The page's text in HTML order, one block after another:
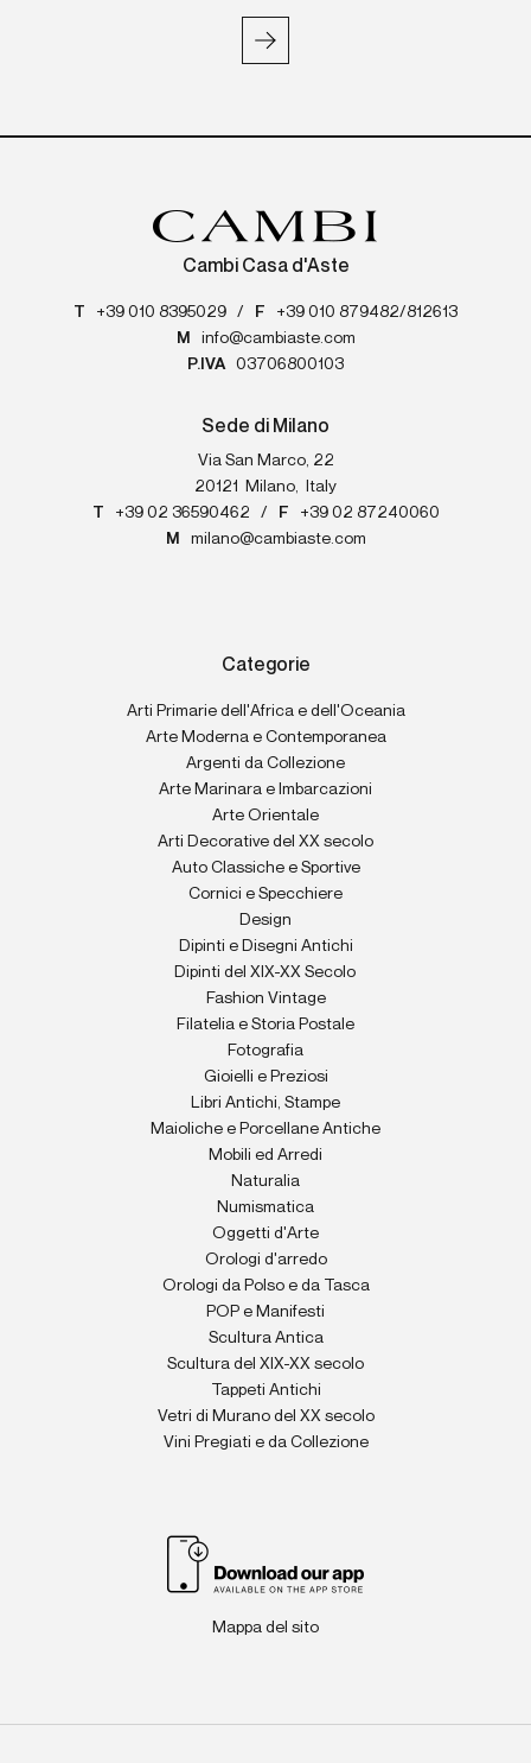
Cambi Casa d'Aste
T +39 010 8395029 / F
+39 010 879482/812613
M
info@cambiaste.com
P.IVA
03706800103
Sede di Milano
Via San Marco, 22
20121
Milano
Italy
T
+39 02 36590462 / F
+39 02 87240060
M
milano@cambiaste.com
Categorie
Arti Primarie dell'Africa e dell'Oceania
Arte Moderna e Contemporanea
Argenti da Collezione
Arte Marinara e Imbarcazioni
Arte Orientale
Arti Decorative del XX secolo
Auto Classiche e Sportive
Cornici e Specchiere
Design
Dipinti e Disegni Antichi
Dipinti del XIX-XX Secolo
Fashion Vintage
Filatelia e Storia Postale
Fotografia
Gioielli e Preziosi
Libri Antichi, Stampe
Maioliche e Porcellane Antiche
Mobili ed Arredi
Naturalia
Numismatica
Oggetti d'Arte
Orologi d'arredo
Orologi da Polso e da Tasca
POP e Manifesti
Scultura Antica
Scultura del XIX-XX secolo
Tappeti Antichi
Vetri di Murano del XX secolo
Vini Pregiati e da Collezione
Mappa del sito